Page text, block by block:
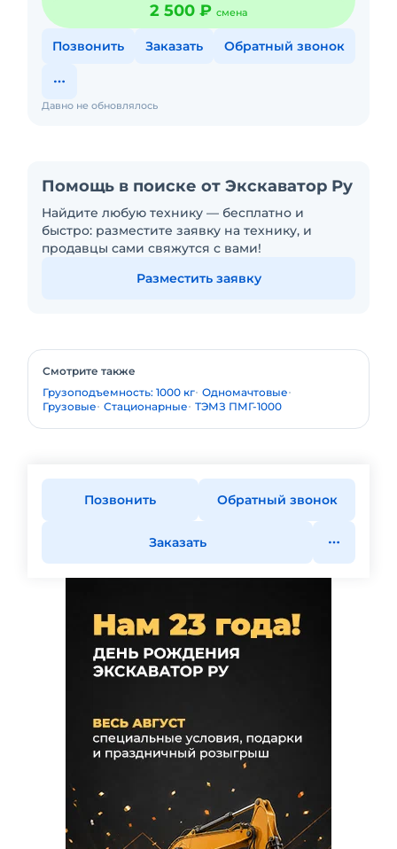
2 500 ₽ смена
Позвонить Заказать Обратный звонок
Давно не обновлялось
Помощь в поиске от Экскаватор Ру
Найдите любую технику — бесплатно и
быстро: разместите заявку на технику, и
продавцы сами свяжутся с вами!
Разместить заявку
Смотрите также
Грузоподъемность: 1000 кг Одномачтовые
Грузовые Стационарные ТЭМЗ ПМГ-1000
Позвонить Обратный звонок
Заказать